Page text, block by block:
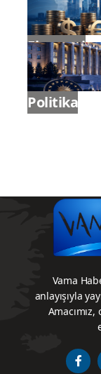
Ekonomi
Politika
Vama
anlayışıyla